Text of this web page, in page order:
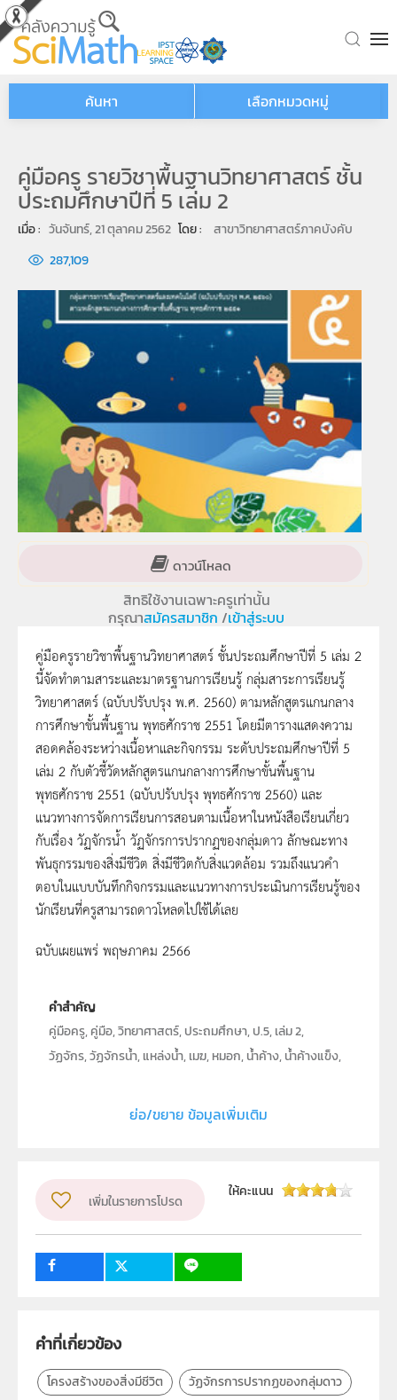
Skip to main content
ค้นหา เลือกหมวดหมู่
คู่มือครู รายวิชาพื้นฐานวิทยาศาสตร์ ชั้น
ประถมศึกษาปีที่ 5 เล่ม 2
เมื่อ : วันจันทร์, 21 ตุลาคม 2562 โดย :
สาขาวิทยาศาสตร์ภาคบังคับ
287,109
ดาวน์โหลด
สิทธิใช้งานเฉพาะครูเท่านั้น
กรุณาสมัครสมาชิก /เข้าสู่ระบบ
คู่มือครูรายวิชาพื้นฐานวิทยาศาสตร์ ชั้นประถมศึกษาปีที่ 5 เล่ม 2
นี้จัดทำตามสาระและมาตรฐานการเรียนรู้ กลุ่มสาระการเรียนรู้
วิทยาศาสตร์ (ฉบับปรับปรุง พ.ศ. 2560) ตามหลักสูตรแกนกลาง
การศึกษาขั้นพื้นฐาน พุทธศักราช 2551 โดยมีตารางแสดงความ
สอดคล้องระหว่างเนื้อหาและกิจกรรม ระดับประถมศึกษาปีที่ 5
เล่ม 2 กับตัวชี้วัดหลักสูตรแกนกลางการศึกษาขั้นพื้นฐาน
พุทธศักราช 2551 (ฉบับปรับปรุง พุทธศักราช 2560) และ
แนวทางการจัดการเรียนการสอนตามเนื้อหาในหนังสือเรียนเกี่ยว
กับเรื่อง วัฏจักรน้ำ วัฏจักรการปรากฏของกลุ่มดาว ลักษณะทาง
พันธุกรรมของสิ่งมีชีวิต สิ่งมีชีวิตกับสิ่งแวดล้อม รวมถึงแนวคำ
ตอบในแบบบันทึกกิจกรรมและแนวทางการประเมินการเรียนรู้ของ
นักเรียนที่ครูสามารถดาวโหลดไปใช้ได้เลย
ฉบับเผยแพร่ พฤษภาคม 2566
คำสำคัญ
คู่มือครู, คู่มือ, วิทยาศาสตร์, ประถมศึกษา, ป.5, เล่ม 2,
วัฏจักร, วัฏจักรน้ำ, แหล่งน้ำ, เมฆ, หมอก, น้ำค้าง, น้ำค้างแข็ง,
ดาว, ดาวเคราะห์, ดาวฤกษ์, กลุ่มดาว, ลักษณะทางพันธุกรรม,
ประเภท
Text
ผู้แต่ง หรือ เจ้าของผลงาน
วิชา
ระดับชั้น
ป.5
ย่อ/ขยาย ข้อมูลเพิ่มเติม
เพิ่มในรายการโปรด
ให้คะแนน
คำที่เกี่ยวข้อง
โครงสร้างของสิ่งมีชีวิต
วัฏจักรการปรากฏของกลุ่มดาว